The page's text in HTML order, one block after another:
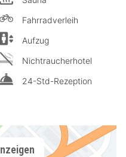
Fahrradverleih
Aufzug
Nichtraucherhotel
24-Std-Rezeption